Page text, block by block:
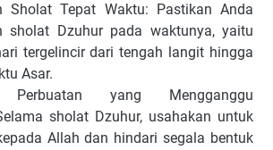
Sholat Tepat Waktu: Pastikan Anda
sholat Dzuhur pada waktunya, yaitu
tergelincir dari tengah langit hingga
Asar.
Perbuatan yang Mengganggu
sholat Dzuhur, usahakan untuk
Allah dan hindari segala bentuk